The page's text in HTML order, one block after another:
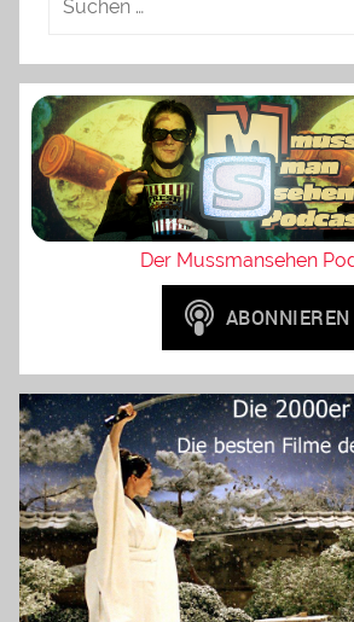
Der Mussmansehen